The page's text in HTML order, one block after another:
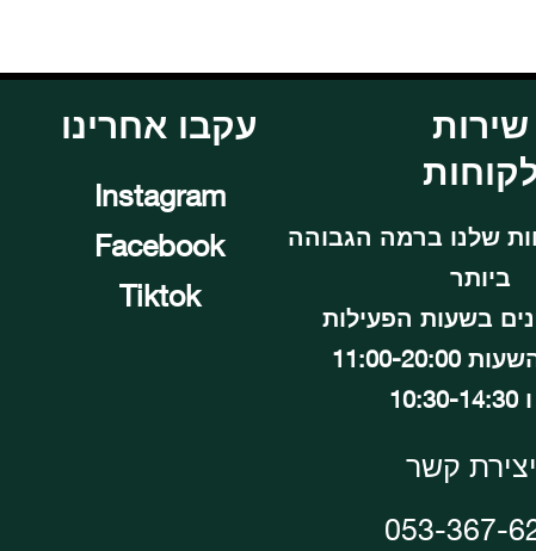
עקבו אחרינו
Instagram
Facebook
Tiktok
שירות
שלנו ברמה הגבוהה
ביותר
בשעות הפעילות
20:00
קשר
053-367-